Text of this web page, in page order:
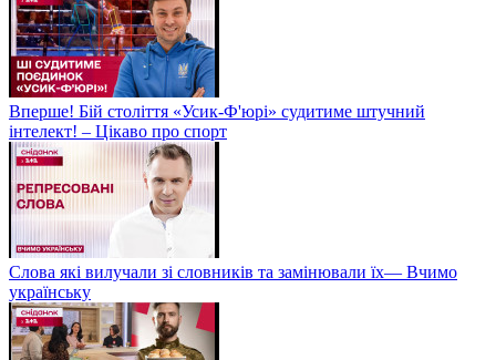
Вперше! Бій століття «Усик-Ф'юрі» судитиме штучний
інтелект! – Цікаво про спорт
Слова які вилучали зі словників та замінювали їх— Вчимо
українську